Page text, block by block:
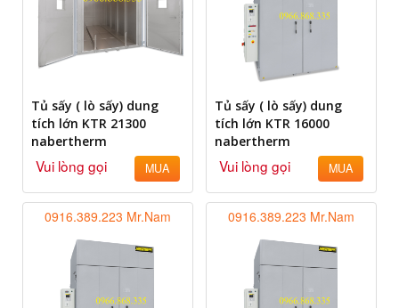
Tủ sấy ( lò sấy) dung
tích lớn KTR 21300
nabertherm
Vui lòng gọi MUA
Tủ sấy ( lò sấy) dung
tích lớn KTR 16000
nabertherm
Vui lòng gọi MUA
0916.389.223 Mr.Nam 0916.389.223 Mr.Nam